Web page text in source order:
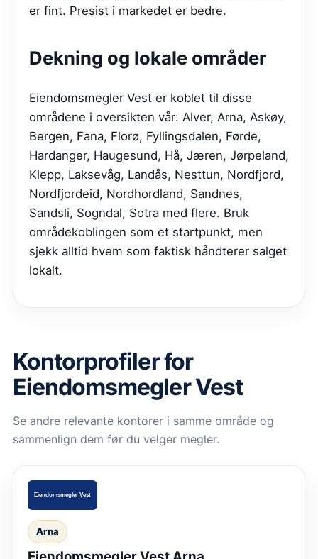
er fint. Presist i markedet er bedre.
Dekning og lokale områder
Eiendomsmegler Vest er koblet til disse
områdene i oversikten vår: Alver, Arna, Askøy,
Bergen, Fana, Florø, Fyllingsdalen, Førde,
Hardanger, Haugesund, Hå, Jæren, Jørpeland,
Klepp, Laksevåg, Landås, Nesttun, Nordfjord,
Nordfjordeid, Nordhordland, Sandnes,
Sandsli, Sogndal, Sotra med flere. Bruk
områdekoblingen som et startpunkt, men
sjekk alltid hvem som faktisk håndterer salget
lokalt.
Kontorprofiler for
Eiendomsmegler Vest
Se andre relevante kontorer i samme område og
sammenlign dem før du velger megler.
Arna